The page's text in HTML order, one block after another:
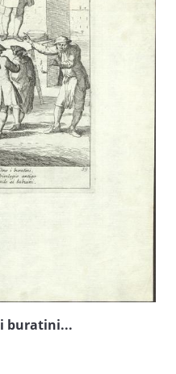
buratini...